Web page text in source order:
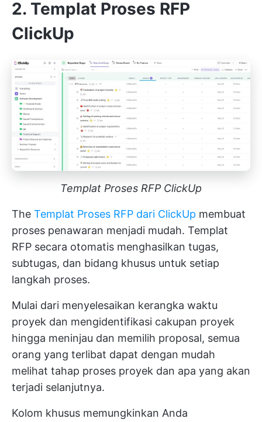
2. Templat Proses RFP
ClickUp
Templat Proses RFP ClickUp
The Templat Proses RFP dari ClickUp membuat
proses penawaran menjadi mudah. Templat
RFP secara otomatis menghasilkan tugas,
subtugas, dan bidang khusus untuk setiap
langkah proses.
Mulai dari menyelesaikan kerangka waktu
proyek dan mengidentifikasi cakupan proyek
hingga meninjau dan memilih proposal, semua
orang yang terlibat dapat dengan mudah
melihat tahap proses proyek dan apa yang akan
terjadi selanjutnya.
Kolom khusus memungkinkan Anda